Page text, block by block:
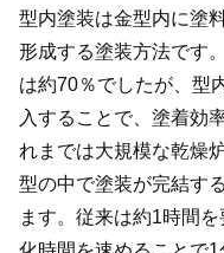
型内塗装は金型内に塗
形成する塗装方法です
は約70％でしたが、型
入することで、塗着効
れまでは大規模な乾燥
型の中で塗装が完結す
ます。従来は約1時間